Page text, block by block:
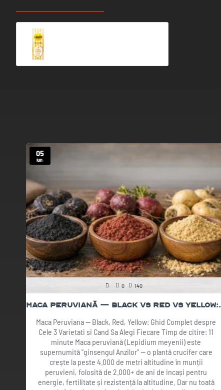
05
iun.
0 140
Maca
Maca Peruviana — Black, Red, Yellow: Ghid Complet despre
Cele 3 Varietati si Cand Sa Alegi Fiecare Timp de citire: 11
minute Maca peruviană (Lepidium meyenii) este
supernumită "ginsengul Anzilor" — o plantă crucifer care
crește la peste 4.000 de metri altitudine în munții
peruvieni, folosită de 2.000+ de ani de incași pentru
energie, fertilitate și rezistență la altitudine. Dar nu toată